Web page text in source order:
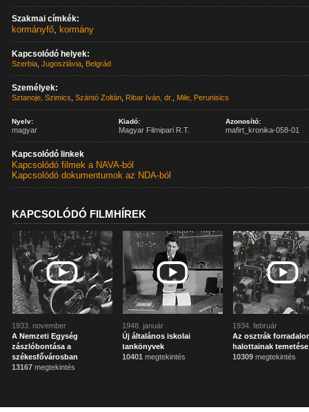
Szakmai címkék:
kormányfő, kormány
Kapcsolódó helyek:
Szerbia ,Jugoszlávia Belgrád
Személyek:
Sztanoje, Szimics ,Szántó Zoltán Ribar Iván, dr. Mile, Perunisics
Nyelv:
magyar
Kiadó:
Magyar Filmipari R.T.
Azonosító:
mafirt_kronika-058-01
Kapcsolódó linkek
Kapcsolódó filmek a NAVA-ból
Kapcsolódó dokumentumok az NDA-ból
KAPCSOLÓDÓ FILMHÍREK
1933. november
A Nemzeti Egység
zászlóbontása a
székesfővárosban
13167 megtekintés
1948. január
Új általános iskolai
tankönyvek
10401 megtekintés
1934. február
Az osztrák
halottainak temetése
10309 megtekintés